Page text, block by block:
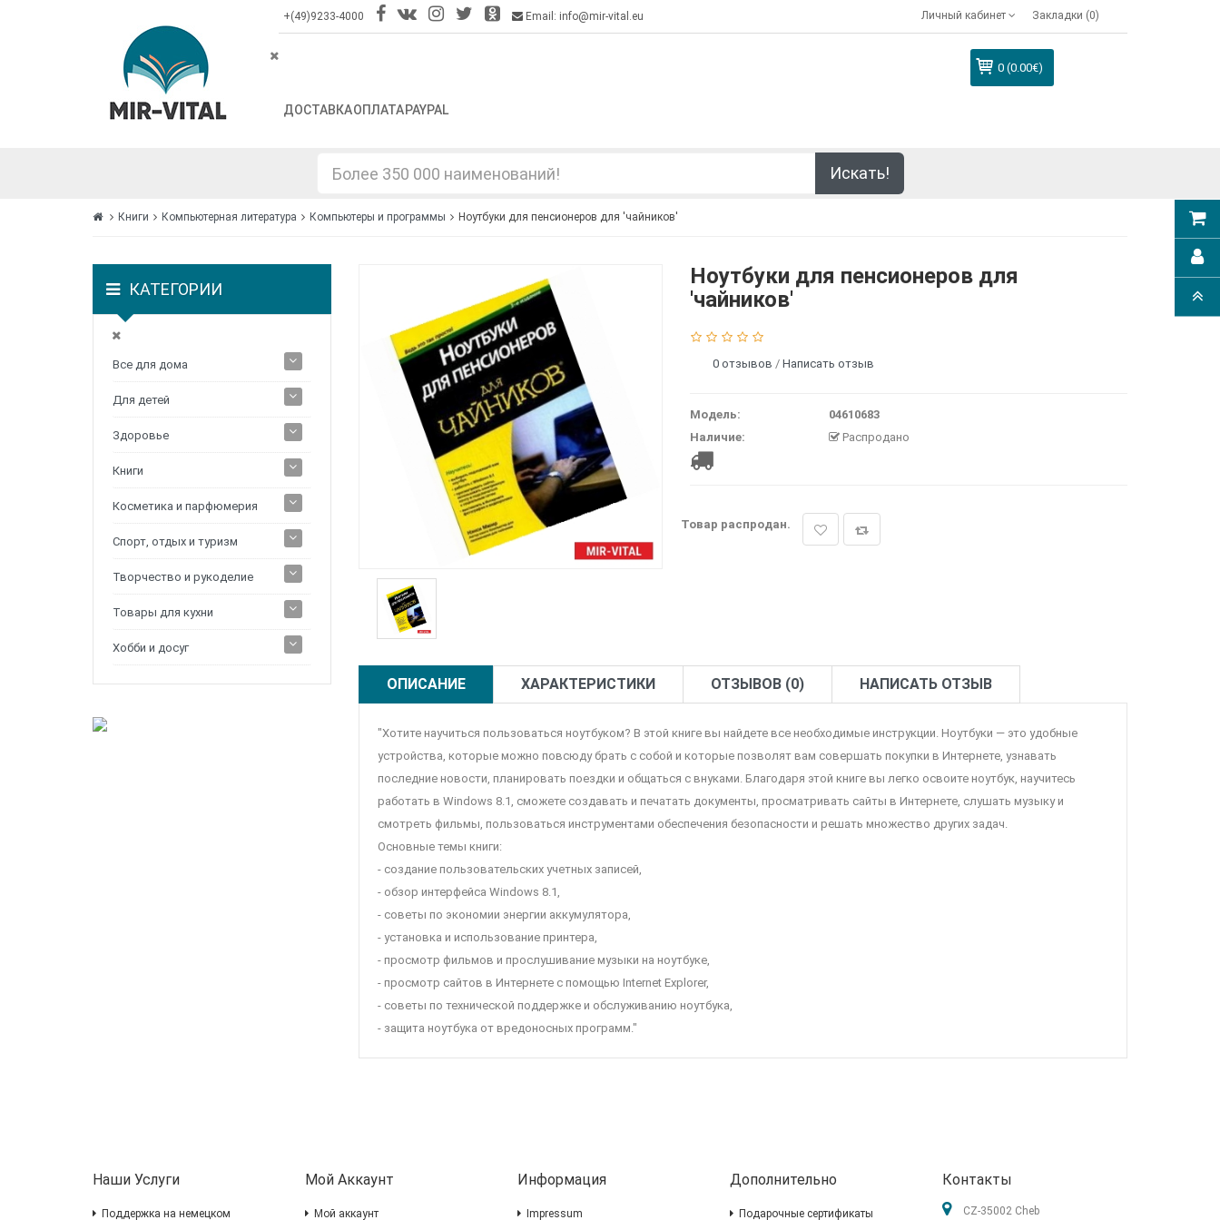
+(49)9233-4000 Email: info@mir-vital.eu Личный кабинет Закладки (0)
ДОСТАВКАОПЛАТАPAYPAL
0 (0.00€)
Искать!
Книги Компьютерная литература Компьютеры и программы Ноутбуки для пенсионеров для 'чайников'
КАТЕГОРИИ
Все для дома
Для детей
Здоровье
Книги
Косметика и парфюмерия
Спорт, отдых и туризм
Творчество и рукоделие
Товары для кухни
Хобби и досуг
Ноутбуки для пенсионеров для
'чайников'
0 отзывов /Написать отзыв
Модель:
04610683
Наличие:
Распродано
Товар распродан.
ОПИСАНИЕ ХАРАКТЕРИСТИКИ ОТЗЫВОВ (0) НАПИСАТЬ ОТЗЫВ
"Хотите научиться пользоваться ноутбуком? В этой книге вы найдете все необходимые инструкции. Ноутбуки — это удобные
устройства, которые можно повсюду брать с собой и которые позволят вам совершать покупки в Интернете, узнавать
последние новости, планировать поездки и общаться с внуками. Благодаря этой книге вы легко освоите ноутбук, научитесь
работать в Windows 8.1, сможете создавать и печатать документы, просматривать сайты в Интернете, слушать музыку и
смотреть фильмы, пользоваться инструментами обеспечения безопасности и решать множество других задач.
Основные темы книги:
- создание пользовательских учетных записей,
- обзор интерфейса Windows 8.1,
- советы по экономии энергии аккумулятора,
- установка и использование принтера,
- просмотр фильмов и прослушивание музыки на ноутбуке,
- просмотр сайтов в Интернете с помощью Internet Explorer,
- советы по технической поддержке и обслуживанию ноутбука,
- защита ноутбука от вредоносных программ."
Наши Услуги
Поддержка на немецком
Мой Аккаунт
Мой аккаунт
Информация
Impressum
Дополнительно
Подарочные сертификаты
Контакты
CZ-35002 Cheb